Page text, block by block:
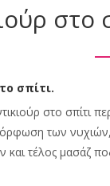
στο
σπίτι.
στο σπίτι
των
και τέλος μασάζ